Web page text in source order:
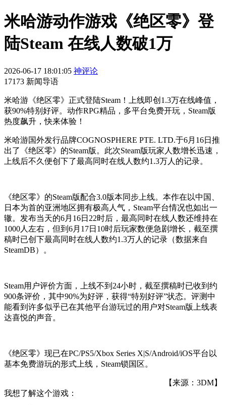
米哈游动作游戏《绝区零》登
陆Steam 在线人数破1万
2026-06-17 18:01:05 神评论
17173 新闻导语
米哈游《绝区零》正式登陆Steam！上线即创1.3万在线峰值，
获90%特别好评。动作RPG精品，多平台免费开玩，Steam版
热度飙升，快来体验！
米哈游国外发行品牌COGNOSPHERE PTE. LTD.于6月16日推
出了《绝区零》的Steam版。此次Steam版玩家人数增长迅速，
上线后不久便创下了最高同时在线人数约1.3万人的记录。
《绝区零》的Steam版配合3.0版本同步上线。本作在以中国、
日本为首的亚洲地区拥有极高人气，Steam平台情况也如出一
辙。发布当天的6月16日22时后，最高同时在线人数还维持在
1000人左右，但到6月17日10时后玩家数便急剧增长，截至撰
稿时已创下最高同时在线人数约1.3万人的记录（数据来自
SteamDB）。
Steam用户评价方面，上线不到24小时，截至撰稿时已收到约
900条评价，其中90%为好评，获得“特别好评”状态。评测中
能看到许多似乎已在其他平台游玩过的用户对Steam版上线表
达喜悦的声音。
《绝区零》现已在PC/PS5/Xbox Series X|S/Android/iOS平台以
基本免费游玩的形式上线，Steam锁国区。
【来源：3DM】
我想了解这个游戏：